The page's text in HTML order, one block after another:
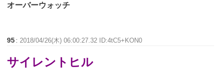
オーバーウォッチ
95 : 2018/04/26(木) 06:00:27.32 ID:4tC5+KON0
サイレントヒル